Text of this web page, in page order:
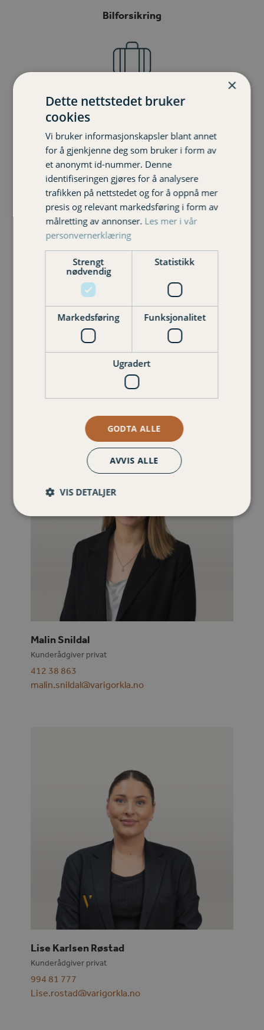
Bilforsikring
Reiseforsikring
Ulykkesforsikring
Kontakt oss
Martin Kjøren
Senior kunderådgiver privat
martin.kjoren@varigorkla.no
Malin Snildal
Kunderådgiver privat
412 38 863
malin.snildal@varigorkla.no
Lise Karlsen Røstad
Kunderådgiver privat
994 81 777
Lise.rostad@varigorkla.no
×
Dette nettstedet bruker
cookies
Vi bruker informasjonskapsler blant annet
for å gjenkjenne deg som bruker i form av
et anonymt id-nummer. Denne
identifiseringen gjøres for å analysere
trafikken på nettstedet og for å oppnå mer
presis og relevant markedsføring i form av
målretting av annonser. Les mer i vår
personvernerklæring
Strengt
nødvendig
Statistikk
Markedsføring Funksjonalitet
Ugradert
GODTA ALLE
AVVIS ALLE
VIS DETALJER